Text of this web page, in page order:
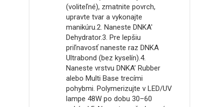
(voliteľné), zmatnite povrch,
upravte tvar a vykonajte
manikúru.2. Naneste DNKA'
Dehydrator.3. Pre lepšiu
priľnavosť naneste raz DNKA
Ultrabond (bez kyselín).4.
Naneste vrstvu DNKA’ Rubber
alebo Multi Base trecími
pohybmi. Polymerizujte v LED/UV
lampe 48W po dobu 30–60
sekúnd.5. Naneste požadované